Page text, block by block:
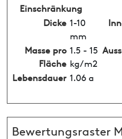
Einschränkung
Dicke 1-10
mm
Masse pro
Fläche
1.5 - 15
kg/m2
Lebensdauer 1.06 a
Bewertungsraster